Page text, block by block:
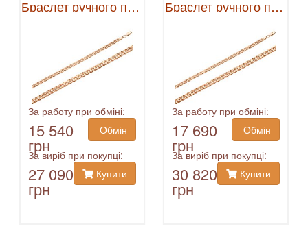
Браслет ручного плетения
За работу при обміні:
15 540
грн
Обмін
За виріб при покупці:
27 090
грн
Купити
Браслет ручного плетения
За работу при обміні:
17 690
грн
Обмін
За виріб при покупці:
30 820
грн
Купити